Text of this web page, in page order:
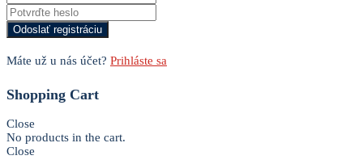
Máte už u nás účet? Prihláste sa
Shopping Cart
Close
No products in the cart.
Close